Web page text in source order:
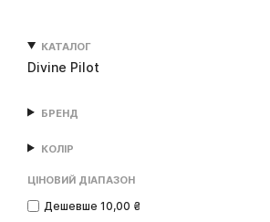
КАТАЛОГ
Divine Pilot
БРЕНД
КОЛІР
ЦІНОВИЙ ДІАПАЗОН
Дешевше 10,00 ₴